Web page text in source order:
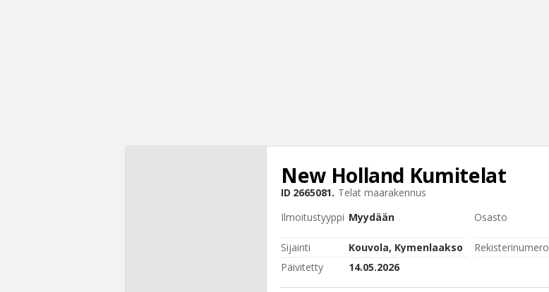
New Holland Kumitelat
ID 2665081. Telat maarakennus
Ilmoitustyyppi Myydään Osasto
Sijainti
Kouvola, Kymenlaakso Rekisterinumero
Päivitetty
14.05.2026